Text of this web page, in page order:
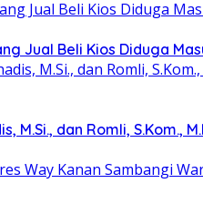
Jual Beli Kios Diduga
M.Si., dan Romli,